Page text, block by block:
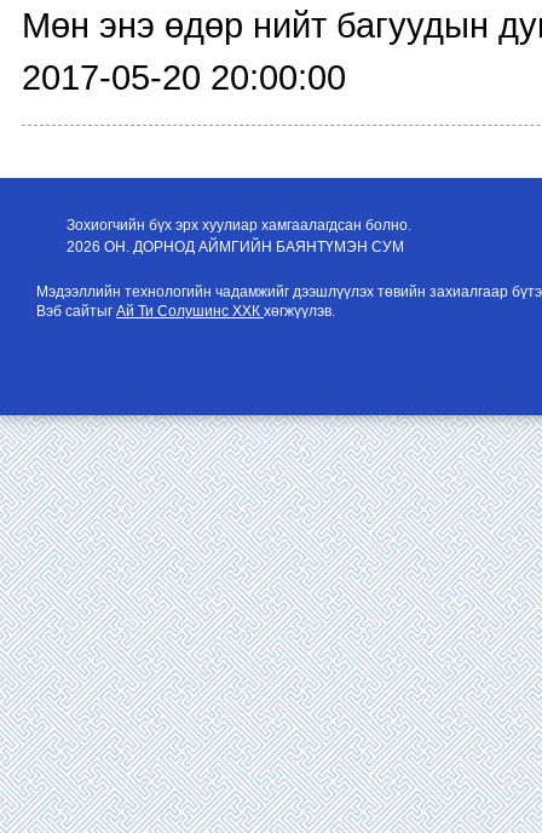
Мөн энэ өдөр нийт багуудын
2017-05-20 20:00:00
Зохиогчийн бүх эрх хуулиар хамгаалагдсан болно.
2026 ОН. ДОРНОД АЙМГИЙН БАЯНТҮМЭН СУМ
Мэдээллийн технологийн чадамжийг дээшлүүлэх төвийн захиалгаар
Вэб сайтыг Ай Ти Солушинс ХХК хөгжүүлэв.